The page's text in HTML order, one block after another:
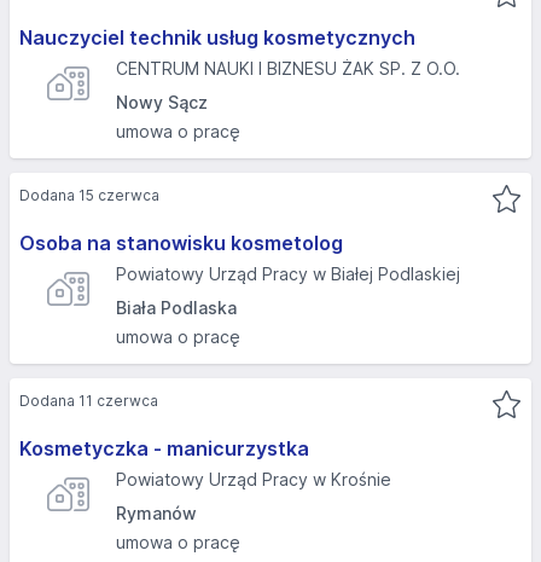
Nauczyciel technik usług kosmetycznych
CENTRUM NAUKI I BIZNESU ŻAK SP. Z O.O.
Nowy Sącz
umowa o pracę
Osoba na stanowisku kosmetolog
Powiatowy Urząd Pracy w Białej Podlaskiej
Biała Podlaska
umowa o pracę
Dodana 15 czerwca
Kosmetyczka - manicurzystka
Powiatowy Urząd Pracy w Krośnie
Rymanów
umowa o pracę
Dodana 11 czerwca